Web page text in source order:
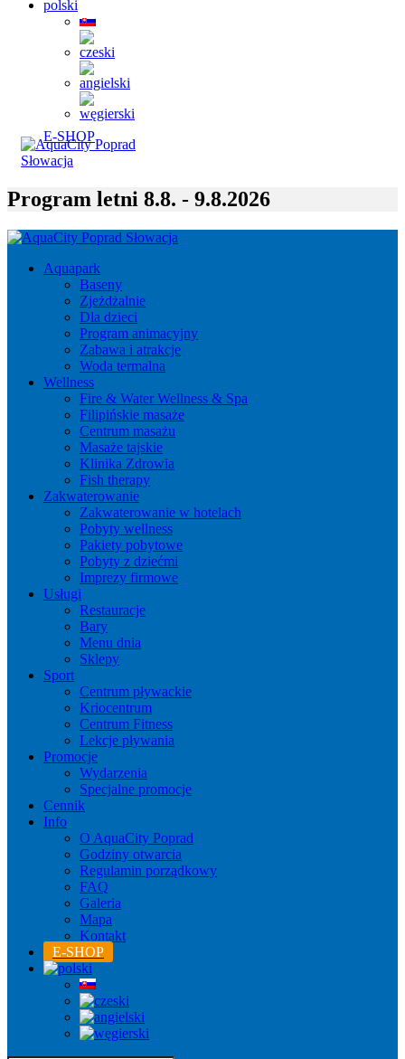
E-SHOP
Program letni 8.8. - 9.8.2026
Aquapark
Baseny
Zjeżdżalnie
Dla dzieci
Program animacyjny
Zabawa i atrakcje
Woda termalna
Wellness
Fire & Water Wellness & Spa
Filipińskie masaże
Centrum masażu
Masaże tajskie
Klinika Zdrowia
Fish therapy
Zakwaterowanie
Zakwaterowanie w hotelach
Pobyty wellness
Pakiety pobytowe
Pobyty z dziećmi
Imprezy firmowe
Usługi
Restauracje
Bary
Menu dnia
Sklepy
Sport
Centrum pływackie
Kriocentrum
Centrum Fitness
Lekcje pływania
Promocje
Wydarzenia
Specjalne promocje
Cennik
Info
O AquaCity Poprad
Godziny otwarcia
Regulamin porządkowy
FAQ
Galeria
Mapa
Kontakt
E-SHOP